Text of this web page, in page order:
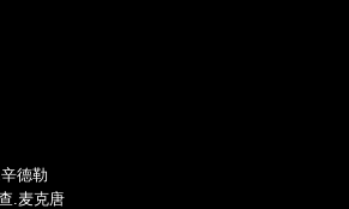
德勒
.麦克唐